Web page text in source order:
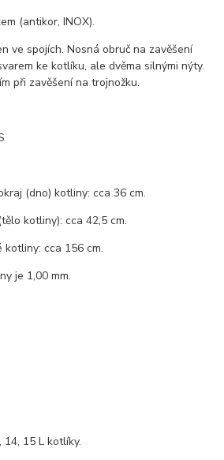
(antikor, INOX).
ve spojích. Nosná obruč na zavěšení
ke kotlíku, ale dvěma silnými nýty.
při zavěšení na trojnožku.
(dno) kotliny: cca 36 cm.
kotliny): cca 42,5 cm.
kotliny: cca 156 cm.
je 1,00 mm.
15 L kotlíky.